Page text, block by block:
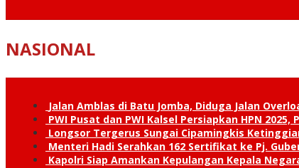
NASIONAL
Jalan Amblas di Batu Jomba, Diduga Jalan
PWI Pusat dan PWI Kalsel Persiapkan HPN
Longsor Tergerus Sungai Cipamingkis
Menteri Hadi Serahkan 162 Sertifikat ke Pj.
Kapolri Siap Amankan Kepulangan Kepala